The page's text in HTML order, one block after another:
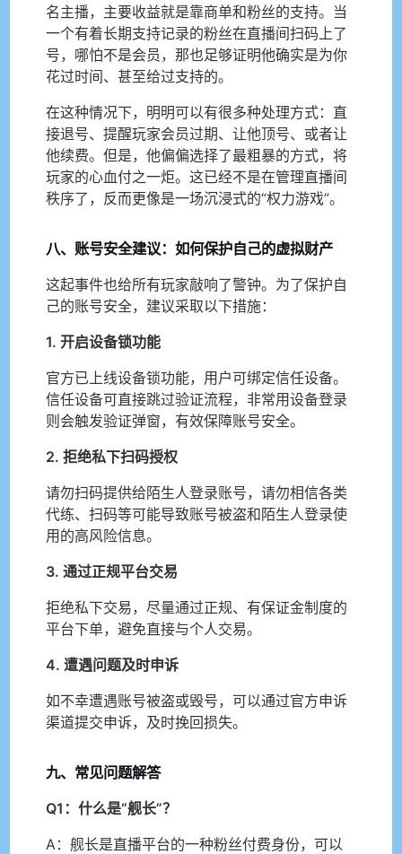
名主播，主要收益就是靠商单和粉丝的支持。当
一个有着长期支持记录的粉丝在直播间扫码上了
号，哪怕不是会员，那也足够证明他确实是为你
花过时间、甚至给过支持的。
在这种情况下，明明可以有很多种处理方式：直
接退号、提醒玩家会员过期、让他顶号、或者让
他续费。但是，他偏偏选择了最粗暴的方式，将
玩家的心血付之一炬。这已经不是在管理直播间
秩序了，反而更像是一场沉浸式的“权力游戏”。
八、账号安全建议：如何保护自己的虚拟财产
这起事件也给所有玩家敲响了警钟。为了保护自
己的账号安全，建议采取以下措施：
1. 开启设备锁功能
官方已上线设备锁功能，用户可绑定信任设备。
信任设备可直接跳过验证流程，非常用设备登录
则会触发验证弹窗，有效保障账号安全。
2. 拒绝私下扫码授权
请勿扫码提供给陌生人登录账号，请勿相信各类
代练、扫码等可能导致账号被盗和陌生人登录使
用的高风险信息。
3. 通过正规平台交易
拒绝私下交易，尽量通过正规、有保证金制度的
平台下单，避免直接与个人交易。
4. 遭遇问题及时申诉
如不幸遭遇账号被盗或毁号，可以通过官方申诉
渠道提交申诉，及时挽回损失。
九、常见问题解答
Q1：什么是“舰长”？
A：舰长是直播平台的一种粉丝付费身份，可以